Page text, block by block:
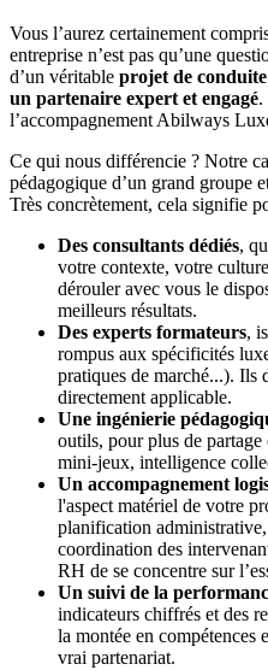
Vous l’aurez certainement
entreprise n’est pas qu’une
d’un véritable projet de
un partenaire expert et engagé.
l’accompagnement Abilways
Ce qui nous différencie ? Notre
pédagogique d’un grand groupe
Très concrètement, cela signifie
Des consultants dédiés,
votre contexte, votre
dérouler avec vous le
meilleurs résultats.
Des experts formateurs,
rompus aux spécificités
pratiques de marché...). Ils
directement applicable.
Une ingénierie
outils, pour plus de
mini-jeux, intelligence
Un accompagnement
l'aspect matériel de votre
planification
coordination des
RH de se concentre sur
Un suivi de la
indicateurs chiffrés et des
la montée en compétences
vrai partenariat.